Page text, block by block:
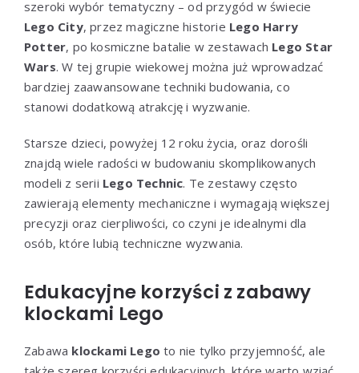
szeroki wybór tematyczny – od przygód w świecie
Lego City, przez magiczne historie Lego Harry
Potter, po kosmiczne batalie w zestawach Lego Star
Wars. W tej grupie wiekowej można już wprowadzać
bardziej zaawansowane techniki budowania, co
stanowi dodatkową atrakcję i wyzwanie.
Starsze dzieci, powyżej 12 roku życia, oraz dorośli
znajdą wiele radości w budowaniu skomplikowanych
modeli z serii Lego Technic. Te zestawy często
zawierają elementy mechaniczne i wymagają większej
precyzji oraz cierpliwości, co czyni je idealnymi dla
osób, które lubią techniczne wyzwania.
Edukacyjne korzyści z zabawy
klockami Lego
Zabawa klockami Lego to nie tylko przyjemność, ale